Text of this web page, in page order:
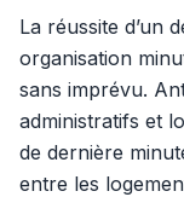
La réussite d’un
organisation
sans imprévu.
administratifs et
de dernière
entre les